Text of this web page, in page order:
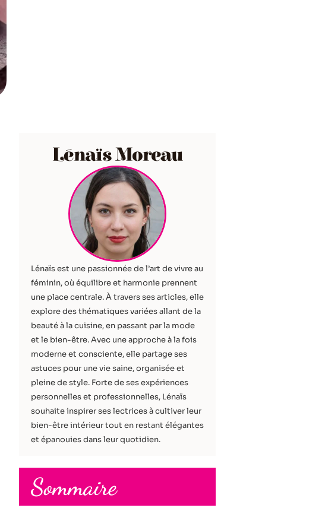
Lénaïs Moreau
Lénaïs est une passionnée de l’art de vivre au
féminin, où équilibre et harmonie prennent
une place centrale. À travers ses articles, elle
explore des thématiques variées allant de la
beauté à la cuisine, en passant par la mode
et le bien-être. Avec une approche à la fois
moderne et consciente, elle partage ses
astuces pour une vie saine, organisée et
pleine de style. Forte de ses expériences
personnelles et professionnelles, Lénaïs
souhaite inspirer ses lectrices à cultiver leur
bien-être intérieur tout en restant élégantes
et épanouies dans leur quotidien.
Sommaire